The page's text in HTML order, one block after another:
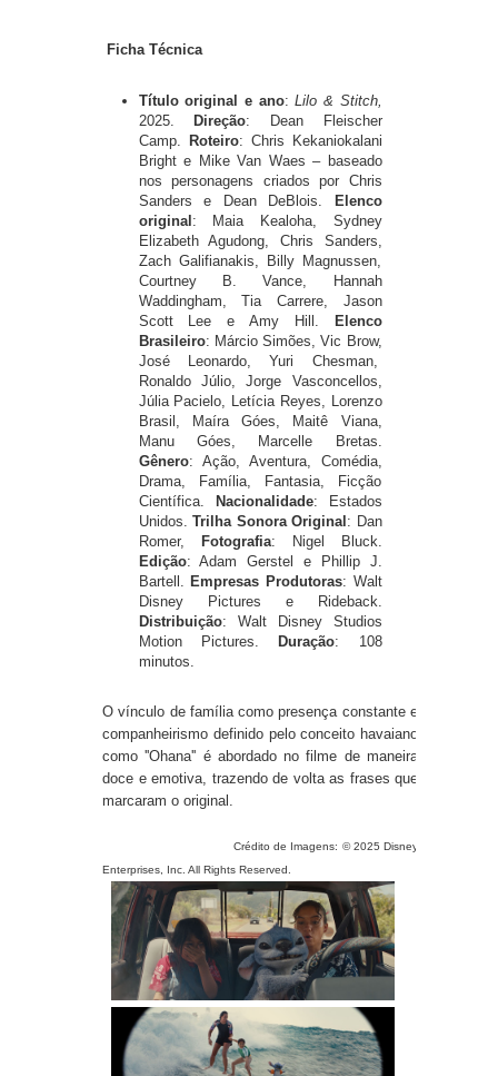
Ficha Técnica
Título original e ano:Lilo & Stitch,
2025.
Direção: Dean Fleischer
Camp.
Roteiro: Chris Kekaniokalani
Bright e Mike Van Waes – baseado
nos personagens criados por Chris
Sanders e Dean DeBlois.
Elenco
original : Maia Kealoha, Sydney
Elizabeth Agudong, Chris Sanders,
Zach Galifianakis, Billy Magnussen,
Courtney B. Vance, Hannah
Waddingham, Tia Carrere, Jason
Scott Lee e Amy Hill.
Elenco
Brasileiro: Márcio Simões, Vic Brow,
José Leonardo, Yuri Chesman,
Ronaldo Júlio,Jorge Vasconcellos,
Júlia Pacielo
Letícia Reyes, Lorenzo
Brasil
Maíra Góes
Maitê Viana,
Manu Góes, Marcelle Bretas.
Gênero: Ação, Aventura, Comédia,
Drama, Família, Fantasia, Ficção
Científica.
Nacionalidade: Estados
Unidos. Trilha Sonora Original : Dan
Romer,
Fotografia: Nigel Bluck.
Edição: Adam Gerstel e Phillip J.
Bartell.
Empresas Produtoras: Walt
Disney Pictures e Rideback.
Distribuição: Walt Disney Studios
Motion Pictures.
Duração: 108
minutos.
O vínculo de família como presença constante e
companheirismo definido pelo conceito havaiano
como ''Ohana'' é abordado no filme de maneira
doce e emotiva, trazendo de volta as frases que
marcaram o original.
Crédito de Imagens: © 2025 Disney
Enterprises, Inc. All Rights Reserved.